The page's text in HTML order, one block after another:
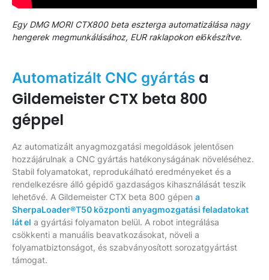
Egy DMG MORI CTX800 beta eszterga automatizálása nagy
hengerek megmunkálásához, EUR raklapokon előkészítve.
Automatizált CNC gyártás a
Gildemeister CTX beta 800
géppel
Az automatizált anyagmozgatási megoldások jelentősen
hozzájárulnak a CNC gyártás hatékonyságának növeléséhez.
Stabil folyamatokat, reprodukálható eredményeket és a
rendelkezésre álló gépidő gazdaságos kihasználását teszik
lehetővé. A Gildemeister CTX beta 800 gépen a
SherpaLoader®T50 központi anyagmozgatási feladatokat
lát el a gyártási folyamaton belül. A robot integrálása
csökkenti a manuális beavatkozásokat, növeli a
folyamatbiztonságot, és szabványosított sorozatgyártást
támogat.